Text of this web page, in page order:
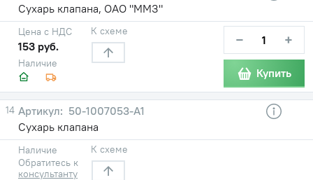
Сухарь клапана, ОАО "ММЗ"
Наличие
Цена с НДС
153 руб.
К схеме − +
Купить
14
50-1007053-А1
Сухарь клапана
Наличие
Обратитесь к
консультанту
К схеме